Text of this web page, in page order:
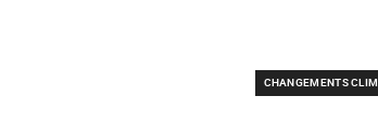
CHANGEMENTS